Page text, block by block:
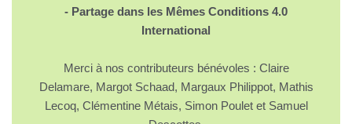
- Partage dans les Mêmes Conditions 4.0
International
Merci à nos contributeurs bénévoles : Claire
Delamare, Margot Schaad, Margaux Philippot, Mathis
Lecoq, Clémentine Métais, Simon Poulet et Samuel